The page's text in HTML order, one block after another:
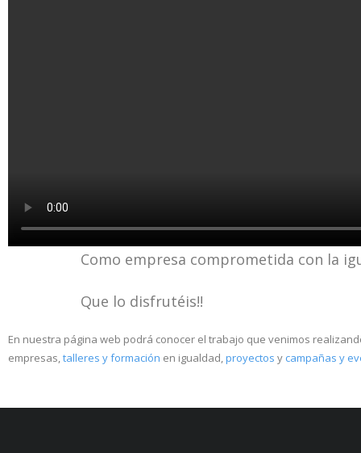
Como empresa comprometida con la
Que lo disfrutéis!!
En nuestra página web podrá conocer el trabajo que venimos
empresas,talleres y formación en igualdad,proyectos y campañas y